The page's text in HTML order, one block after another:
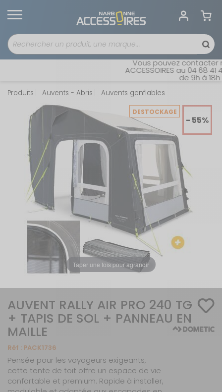
Vous pouvez contacter
ACCESSOIRES au 04 68 41
de 9h à 18h
Produits Auvents - Abris Auvents gonflables
DESTOCKAGE
- 55%
Taper une fois pour agrandir
AUVENT RALLY AIR PRO 240 TG
+ TAPIS DE SOL + PANNEAU EN
MAILLE
Réf : PACK1736
Pensée pour les voyageurs exigeants,
cette tente de toit offre un espace de vie
confortable et premium. Rapide à installer,